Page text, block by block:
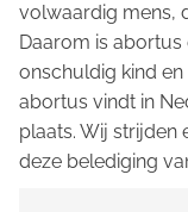
volwaardig mens,
Daarom is
onschuldig kind
abortus vindt in
plaats. Wij strijden
deze belediging